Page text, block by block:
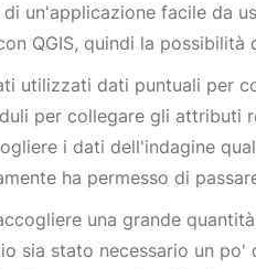
un'applicazione facile da
QGIS, quindi la
utilizzati dati puntuali per
per collegare gli attributi
i dati dell'indagine
ha permesso di
una grande
sia stato necessario un